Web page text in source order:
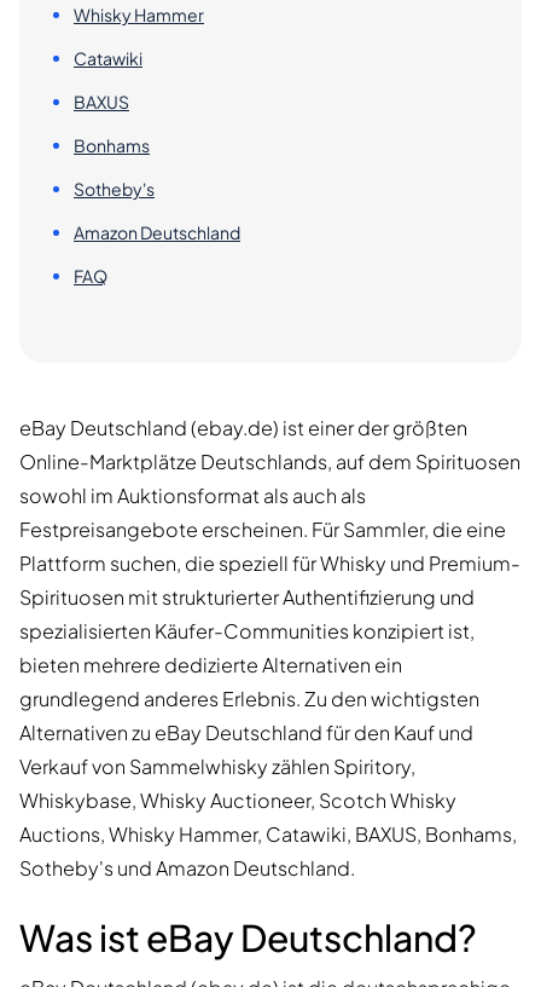
Whisky Hammer
Catawiki
BAXUS
Bonhams
Sotheby's
Amazon Deutschland
FAQ
eBay Deutschland (ebay.de) ist einer der größten
Online-Marktplätze Deutschlands, auf dem Spirituosen
sowohl im Auktionsformat als auch als
Festpreisangebote erscheinen. Für Sammler, die eine
Plattform suchen, die speziell für Whisky und Premium-
Spirituosen mit strukturierter Authentifizierung und
spezialisierten Käufer-Communities konzipiert ist,
bieten mehrere dedizierte Alternativen ein
grundlegend anderes Erlebnis. Zu den wichtigsten
Alternativen zu eBay Deutschland für den Kauf und
Verkauf von Sammelwhisky zählen Spiritory,
Whiskybase, Whisky Auctioneer, Scotch Whisky
Auctions, Whisky Hammer, Catawiki, BAXUS, Bonhams,
Sotheby's und Amazon Deutschland.
Was ist eBay Deutschland?